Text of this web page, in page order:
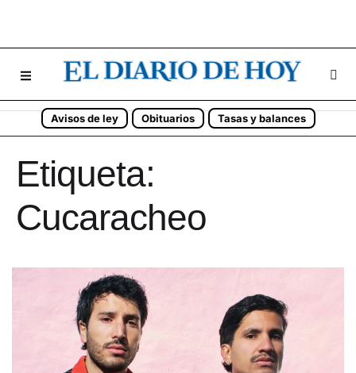
Avisos de ley Obituarios Tasas y balances
Etiqueta:
Cucaracheo